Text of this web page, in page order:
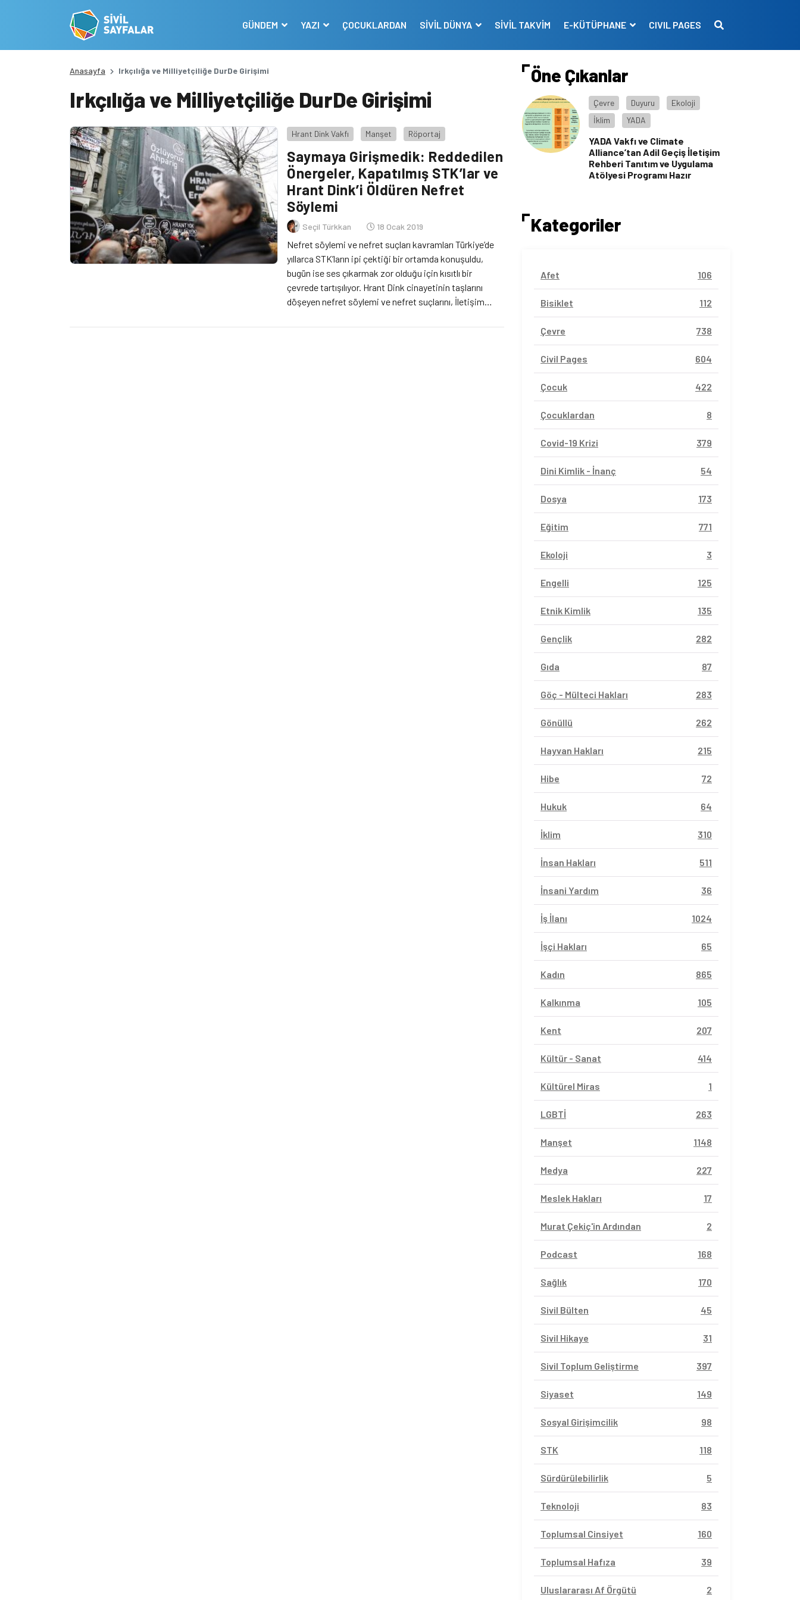
GÜNDEM YAZI ÇOCUKLARDAN SİVİL DÜNYA SİVİL TAKVİM E-KÜTÜPHANE CIVIL PAGES
Anasayfa Irkçılığa ve Milliyetçiliğe DurDe Girişimi
Irkçılığa ve Milliyetçiliğe DurDe Girişimi
Hrant Dink Vakfı Manşet Röportaj
Saymaya Girişmedik: Reddedilen
Önergeler, Kapatılmış STK’lar ve
Hrant Dink’i Öldüren Nefret
Söylemi
Seçil Türkkan 18 Ocak 2019
Nefret söylemi ve nefret suçları kavramları Türkiye’de
yıllarca STK’ların ipi çektiği bir ortamda konuşuldu,
bugün ise ses çıkarmak zor olduğu için kısıtlı bir
çevrede tartışılıyor. Hrant Dink cinayetinin taşlarını
döşeyen nefret söylemi ve nefret suçlarını, İletişim
Öne Çıkanlar
Çevre Duyuru
Ekoloji
İklim
YADA
YADA Vakfı ve Climate
Alliance’tan Adil Geçiş İletişim
Rehberi Tanıtım ve Uygulama
Atölyesi Programı Hazır
Kategoriler
Afet 106
Bisiklet 112
Çevre 738
Civil Pages 604
Çocuk 422
Çocuklardan 8
Covid-19 Krizi 379
Dini Kimlik - İnanç 54
Dosya 173
Eğitim 771
Ekoloji 3
Engelli 125
Etnik Kimlik 135
Gençlik 282
Gıda 87
Göç - Mülteci Hakları 283
Gönüllü 262
Hayvan Hakları 215
Hibe 72
Hukuk 64
İklim 310
İnsan Hakları 511
İnsani Yardım 36
İş İlanı 1024
İşçi Hakları 65
Kadın 865
Kalkınma 105
Kent 207
Kültür - Sanat 414
Kültürel Miras 1
LGBTİ 263
Manşet 1148
Medya 227
Meslek Hakları 17
Murat Çekiç'in Ardından 2
Podcast 168
Sağlık 170
Sivil Bülten 45
Sivil Hikaye 31
Sivil Toplum Geliştirme 397
Siyaset 149
Sosyal Girişimcilik 98
STK 118
Sürdürülebilirlik 5
Teknoloji 83
Toplumsal Cinsiyet 160
Toplumsal Hafıza 39
Uluslararası Af Örgütü 2